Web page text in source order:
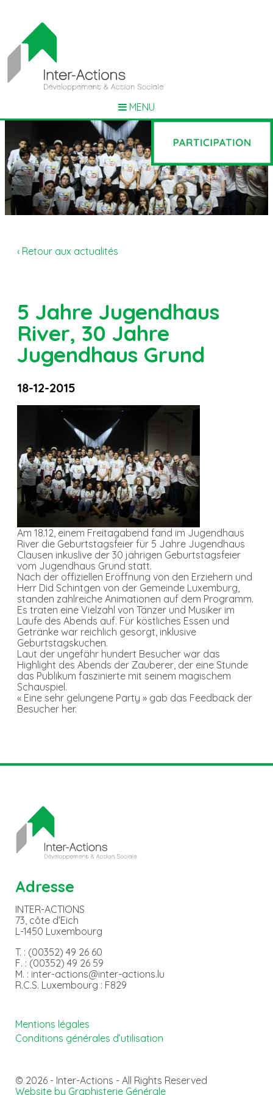
MENU
‹ Retour aux actualités
5 Jahre Jugendhaus
River, 30 Jahre
Jugendhaus Grund
18-12-2015
Am 18.12, einem Freitagabend fand im Jugendhaus
River die Geburtstagsfeier für 5 Jahre Jugendhaus
Clausen inkuslive der 30 jährigen Geburtstagsfeier
vom Jugendhaus Grund statt.
Nach der offiziellen Eröffnung von den Erziehern und
Herr Did Schintgen von der Gemeinde Luxemburg,
standen zahlreiche Animationen auf dem Programm.
Es traten eine Vielzahl von Tänzer und Musiker im
Laufe des Abends auf. Für köstliches Essen und
Getränke war reichlich gesorgt, inklusive
Geburtstagskuchen.
Laut der ungefähr hundert Besucher war das
Highlight des Abends der Zauberer, der eine Stunde
das Publikum faszinierte mit seinem magischem
Schauspiel.
« Eine sehr gelungene Party » gab das Feedback der
Besucher her.
Adresse
INTER-ACTIONS
73, côte d’Eich
L-1450 Luxembourg
T. : (00352) 49 26 60
F. : (00352) 49 26 59
M. : inter-actions@inter-actions.lu
R.C.S. Luxembourg : F829
Mentions légales
Conditions générales d’utilisation
© 2026 - Inter-Actions - All Rights Reserved
Website by Graphisterie Générale